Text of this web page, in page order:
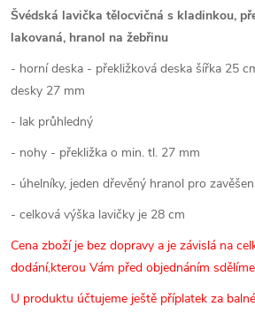
Švédská lavička tělocvičná s kladinkou,
lakovaná, hranol na žebřinu
- horní deska - překližková deska šířka 25
desky 27 mm
- lak průhledný
- nohy - překližka o min. tl. 27 mm
- úhelníky, jeden dřevěný hranol pro
- celková výška lavičky je 28 cm
Cena zboží je bez dopravy a je závislá na
dodání,kterou Vám před objednáním sdělíme
U produktu účtujeme ještě příplatek za